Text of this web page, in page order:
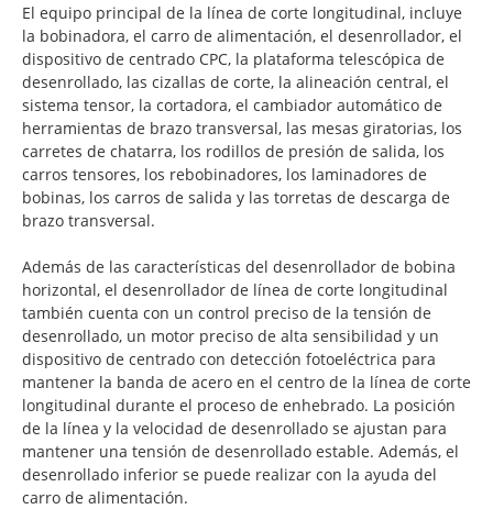
El equipo principal de la línea de corte longitudinal, incluye
la bobinadora, el carro de alimentación, el desenrollador, el
dispositivo de centrado CPC, la plataforma telescópica de
desenrollado, las cizallas de corte, la alineación central, el
sistema tensor, la cortadora, el cambiador automático de
herramientas de brazo transversal, las mesas giratorias, los
carretes de chatarra, los rodillos de presión de salida, los
carros tensores, los rebobinadores, los laminadores de
bobinas, los carros de salida y las torretas de descarga de
brazo transversal.
Además de las características del desenrollador de bobina
horizontal, el desenrollador de línea de corte longitudinal
también cuenta con un control preciso de la tensión de
desenrollado, un motor preciso de alta sensibilidad y un
dispositivo de centrado con detección fotoeléctrica para
mantener la banda de acero en el centro de la línea de corte
longitudinal durante el proceso de enhebrado. La posición
de la línea y la velocidad de desenrollado se ajustan para
mantener una tensión de desenrollado estable. Además, el
desenrollado inferior se puede realizar con la ayuda del
carro de alimentación.